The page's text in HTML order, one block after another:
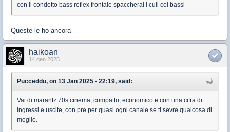
con il condotto bass reflex frontale spaccherai i culi coi bassi
Queste le ho ancora
haikoan
14 gen 2025
Pucceddu, on 13 Jan 2025 - 22:19, said:
Vai di marantz 70s cinema, compatto, economico e con una cifra di
ingressi e uscite, con pre per quasi ogni canale se ti sevre qualcosa di
meglio.